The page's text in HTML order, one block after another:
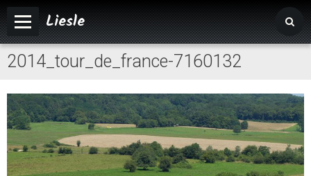
Liesle
Accueil
Vivre à Liesle
Vie associative
Tourisme
2014_tour_de_france-7160132